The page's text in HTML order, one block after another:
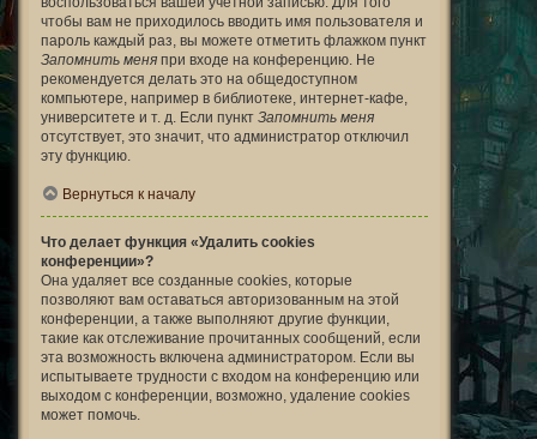
чтобы вам не приходилось вводить имя пользователя и
пароль каждый раз, вы можете отметить флажком пункт
Запомнить меня при входе на конференцию. Не
рекомендуется делать это на общедоступном
компьютере, например в библиотеке, интернет-кафе,
университете и т. д. Если пункт Запомнить меня
отсутствует, это значит, что администратор отключил
эту функцию.
Вернуться к началу
Что делает функция «Удалить cookies
конференции»?
Она удаляет все созданные cookies, которые
позволяют вам оставаться авторизованным на этой
конференции, а также выполняют другие функции,
такие как отслеживание прочитанных сообщений, если
эта возможность включена администратором. Если вы
испытываете трудности с входом на конференцию или
выходом с конференции, возможно, удаление cookies
может помочь.